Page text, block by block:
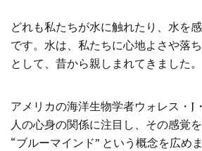
k
どれも私たちが水に触れたり、水を
です。水は、私たちに心地よさや落
として、昔から親しまれてきました。
アメリカの海洋生物学者ウォレス・J
人の心身の関係に注目し、その感覚
“ブルーマインド” という概念を広め